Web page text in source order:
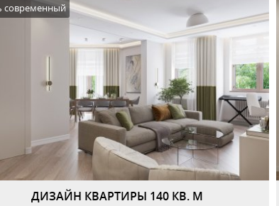
ДИЗАЙН КВАРТИРЫ 140 КВ. М
современный